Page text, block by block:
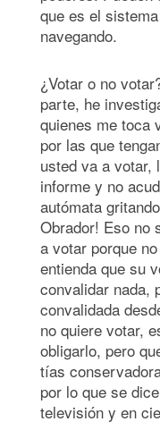
que es el
navegando.
¿Votar o no
parte, he
quienes me toca
por las que
usted va a votar,
informe y no
autómata
Obrador! Eso no
a votar porque
entienda que su
convalidar nada,
convalidada
no quiere votar,
obligarlo, pero
tías
por lo que se
televisión y en